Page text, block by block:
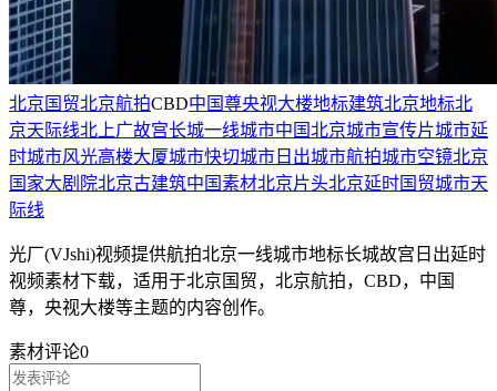
北京国贸北京航拍CBD中国尊央视大楼地标建筑北京地标北
京天际线北上广故宫长城一线城市中国北京城市宣传片城市延
时城市风光高楼大厦城市快切城市日出城市航拍城市空镜北京
国家大剧院北京古建筑中国素材北京片头北京延时国贸城市天
际线
光厂(VJshi)视频提供航拍北京一线城市地标长城故宫日出延时
视频素材 下载，适用于北京国贸，北京航拍，CBD，中国
尊，央视大楼等主题的内容创作。
素材评论0